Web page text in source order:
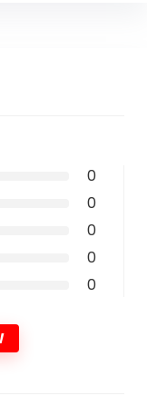
0
0
0
0
0